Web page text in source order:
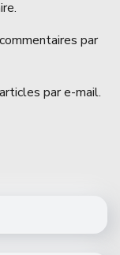
par
par e-mail.